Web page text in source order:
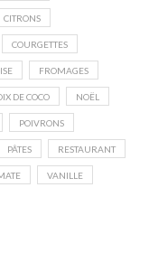
CITRONS
COURGETTES
FROMAGES
DE COCO NOËL
POIVRONS
PÂTES RESTAURANT
VANILLE